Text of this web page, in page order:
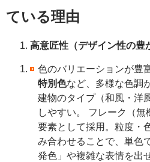
ている理由
高意匠性（デザイン性の豊
色のバリエーションが豊
特別色など、多様な色調
建物のタイプ（和風・洋
しやすい。 フレーク（無
要素として採用。粒度・
み合わせることで、単色
発色」や複雑な表情を出